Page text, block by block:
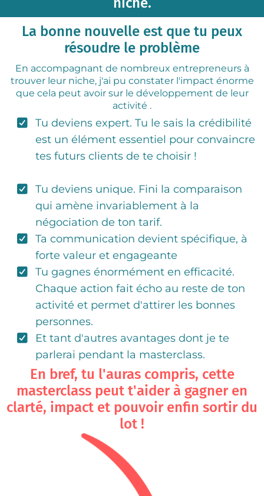
La bonne nouvelle est que tu peux
résoudre le problème
En accompagnant de nombreux entrepreneurs à
trouver leur niche, j'ai pu constater l'impact énorme
que cela peut avoir sur le développement de leur
activité .
Tu deviens expert. Tu le sais la crédibilité
est un élément essentiel pour convaincre
tes futurs clients de te choisir !
Tu deviens unique. Fini la comparaison
qui amène invariablement à la
négociation de ton tarif.
Ta communication devient spécifique, à
forte valeur et engageante
Tu gagnes énormément en efficacité.
Chaque action fait écho au reste de ton
activité et permet d'attirer les bonnes
personnes.
Et tant d'autres avantages dont je te
parlerai pendant la masterclass.
En bref, tu l'auras compris, cette
masterclass peut t'aider à gagner en
clarté, impact et pouvoir enfin sortir du
lot !